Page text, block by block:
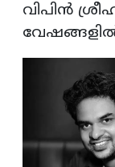
വിപിന്‍